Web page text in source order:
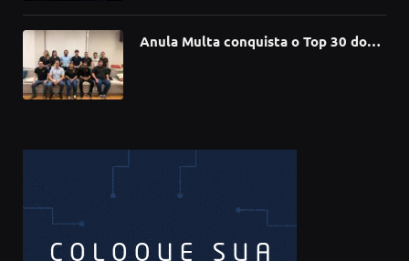
Anula Multa conquista o Top 30 do